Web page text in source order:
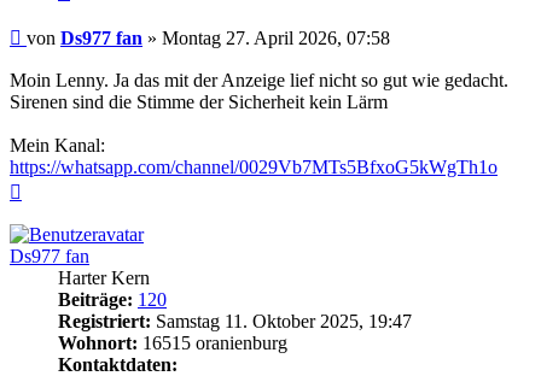
Beitrag
von Ds977 fan » Montag 27. April 2026, 07:58
Moin Lenny. Ja das mit der Anzeige lief nicht so gut wie gedacht.
Sirenen sind die Stimme der Sicherheit kein Lärm
Mein Kanal:
https://whatsapp.com/channel/0029Vb7MTs5BfxoG5kWgTh1o
Ds977 fan
Harter Kern
Beiträge: 120
Registriert: Samstag 11. Oktober 2025, 19:47
Wohnort: 16515 oranienburg
Kontaktdaten: